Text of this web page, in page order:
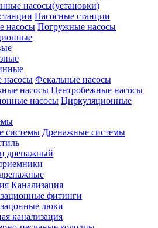
насосы(установки)
Насосные станции
Погружные насосы
Фекальные насосы
Центробежные насосы
Циркуляционные
Дренажные системы
дренажный
Канализация
фитинги
люки
канализация